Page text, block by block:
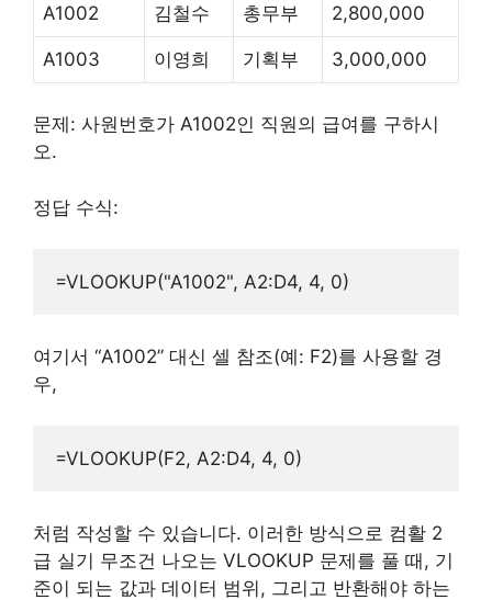
A1002 김철수 총무부 2,800,000
A1003 이영희 기획부 3,000,000
문제: 사원번호가 A1002인 직원의 급여를 구하시
오.
정답 수식:
여기서 “A1002” 대신 셀 참조(예: F2)를 사용할 경
우,
처럼 작성할 수 있습니다. 이러한 방식으로 컴활 2
급 실기 무조건 나오는 VLOOKUP 문제를 풀 때, 기
준이 되는 값과 데이터 범위, 그리고 반환해야 하는